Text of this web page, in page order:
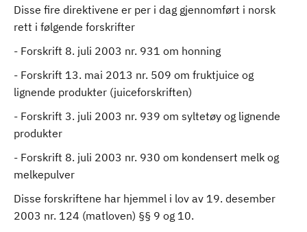
Disse fire direktivene er per i dag gjennomført i norsk
rett i følgende forskrifter
- Forskrift 8. juli 2003 nr. 931 om honning
- Forskrift 13. mai 2013 nr. 509 om fruktjuice og
lignende produkter (juiceforskriften)
- Forskrift 3. juli 2003 nr. 939 om syltetøy og lignende
produkter
- Forskrift 8. juli 2003 nr. 930 om kondensert melk og
melkepulver
Disse forskriftene har hjemmel i lov av 19. desember
2003 nr. 124 (matloven) §§ 9 og 10.